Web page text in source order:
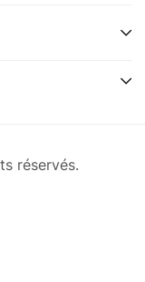
réservés.